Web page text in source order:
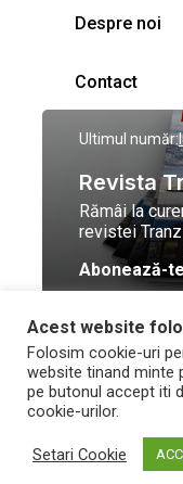
Despre noi
Contact
Ultimul număr:
Revista
Rămâi la
revistei
Abonează-te
© Toate drepturile
rezervate Trafic
2026
Acest website
Folosim cookie-uri
website tinand minte
pe butonul accept iti
cookie-urilor.
Setari Cookie